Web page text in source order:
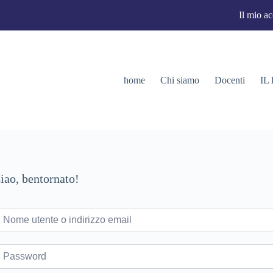
Il mio
home Chi siamo Docenti IL
bentornato!